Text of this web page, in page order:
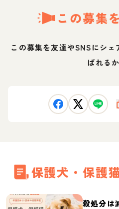
この募集
この募集を友達やSNSにシ
ばれるか
保護犬・保護
殺処分は